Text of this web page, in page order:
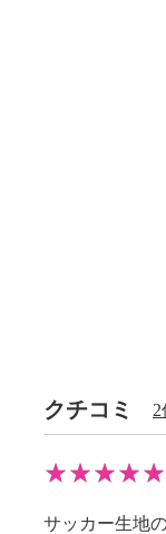
・ドライクリ
・個体差あり
【原産国（地）
クチコミ 2
サッカー生地